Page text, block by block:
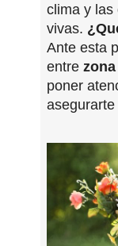
clima y las
vivas.
Ante esta
entre
poner